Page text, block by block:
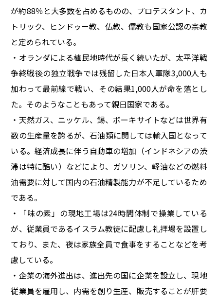
が約88％と大多数を占めるものの、プロテスタント、カ
トリック、ヒンドゥー教、仏教、儒教も国家公認の宗教
と定められている。
・オランダによる植民地時代が長く続いたが、太平洋戦
争終戦後の独立戦争では残留した日本人軍隊3,000人も
加わって最前線で戦い、その結果1,000人が命を落とし
た。そのようなこともあって親日国家である。
・天然ガス、ニッケル、錫、ボーキサイトなどは世界有
数の生産量を誇るが、石油類に関しては輸入国となって
いる。経済成長に伴う自動車の増加（インドネシアの渋
滞は特に酷い）などにより、ガソリン、軽油などの燃料
油需要に対して国内の石油精製能力が不足しているため
である。
・「味の素」の現地工場は24時間体制で操業している
が、従業員であるイスラム教徒に配慮し礼拝場を設置し
ており、また、夜は家族全員で食事をすることなどを考
慮している。
・企業の海外進出は、進出先の国に企業を設立し、現地
従業員を雇用し、内需を創り生産、販売することが肝要